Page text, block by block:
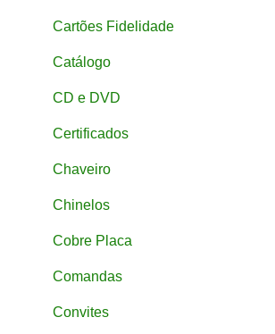
Cartões Fidelidade
Catálogo
CD e DVD
Certificados
Chaveiro
Chinelos
Cobre Placa
Comandas
Convites